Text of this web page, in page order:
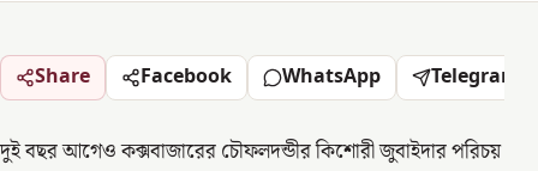
Share Facebook WhatsApp Telegram
দুই বছর আগেও কক্সবাজারের চৌফলদন্ডীর কিশোরী জুবাইদার পরিচয়